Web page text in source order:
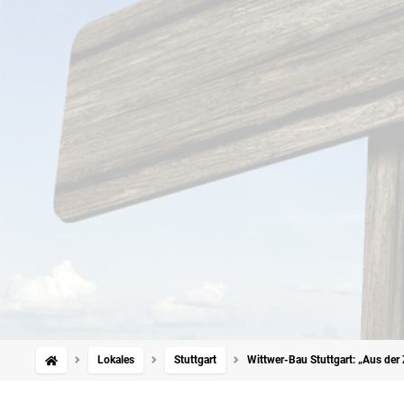
Lokales Stuttgart Wittwer-Bau Stuttgart: „Aus